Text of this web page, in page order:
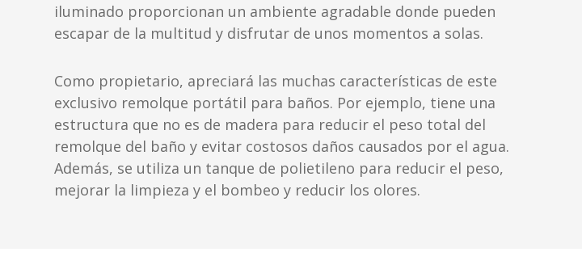
iluminado proporcionan un ambiente agradable donde pueden
escapar de la multitud y disfrutar de unos momentos a solas.
Como propietario, apreciará las muchas características de este
exclusivo remolque portátil para baños. Por ejemplo, tiene una
estructura que no es de madera para reducir el peso total del
remolque del baño y evitar costosos daños causados por el agua.
Además, se utiliza un tanque de polietileno para reducir el peso,
mejorar la limpieza y el bombeo y reducir los olores.